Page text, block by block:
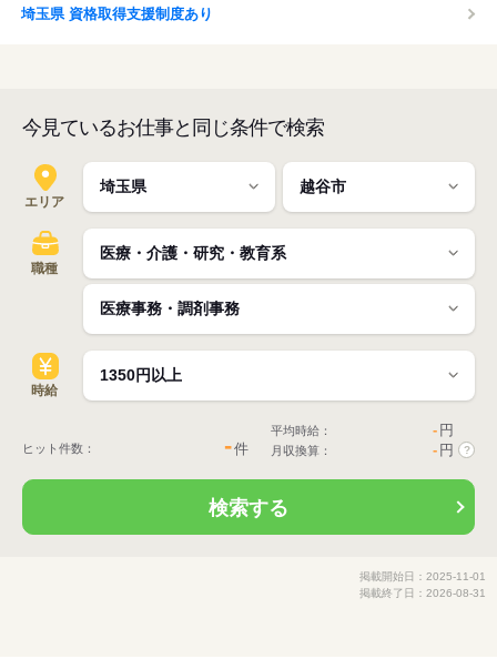
埼玉県 資格取得支援制度あり
今見ているお仕事と同じ条件で検索
エリア
職種
時給
ヒット件数： -件
平均時給： - 円
月収換算： - 円 ?
検索する
掲載開始日：2025-11-01
掲載終了日：2026-08-31